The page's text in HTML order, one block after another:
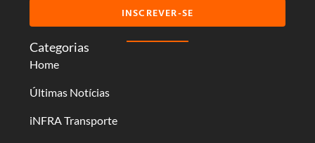
Categorias
Home
Últimas Notícias
iNFRA Transporte
INSCREVER-SE